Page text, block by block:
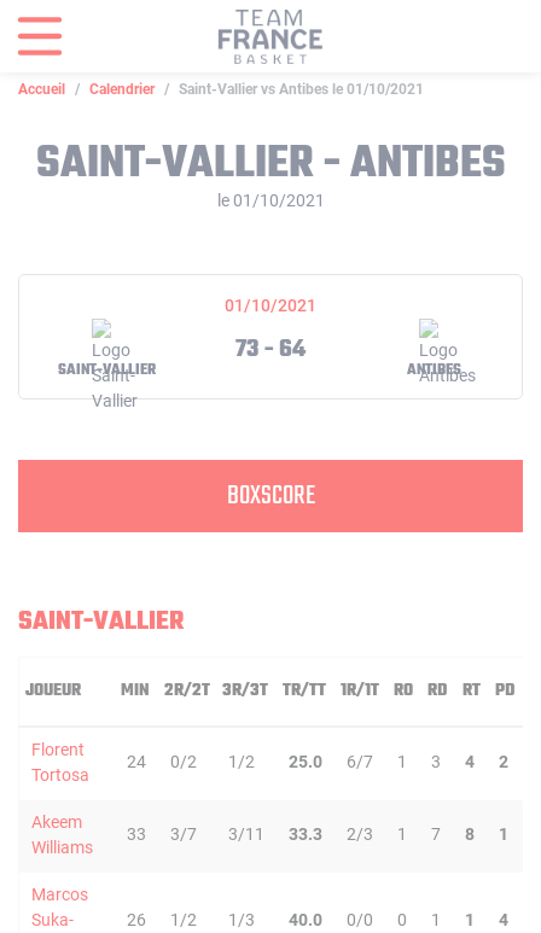
Accueil Calendrier Saint-Vallier vs Antibes le 01/10/2021
SAINT-VALLIER - ANTIBES
le 01/10/2021
01/10/2021
SAINT-VALLIER
73 - 64
ANTIBES
BOXSCORE
SAINT-VALLIER
JOUEUR MIN 2R/2T 3R/3T TR/TT 1R/1T RO RD RT PD
Florent
Tortosa
24 0/2 1/2 25.0 6/7 1 3 4 2
Akeem
Williams
33 3/7 3/11 33.3 2/3 1 7 8 1
Marcos
Suka-
26 1/2 1/3 40.0 0/0 0 1 1 4
Panneau de gestion des cookies